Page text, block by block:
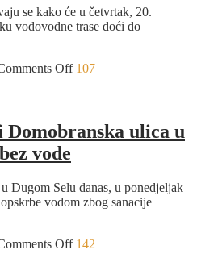
četvrtak
bez
se kako će u četvrtak, 20.
vodovodne trase doći do
Offon
u
Dugom
bez
vode
do
107
ulica u
vode
Dugom Selu danas, u ponedjeljak
vodom zbog sanacije
Offon
142